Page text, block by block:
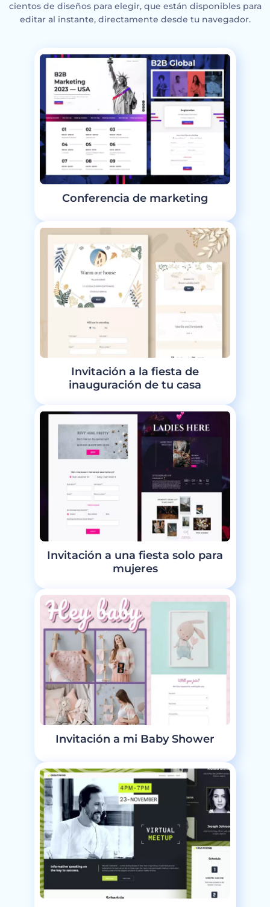
cientos de diseños para elegir, que están disponibles para
editar al instante, directamente desde tu navegador.
Conferencia de marketing
Invitación a la fiesta de
inauguración de tu casa
Invitación a una fiesta solo para
mujeres
Invitación a mi Baby Shower